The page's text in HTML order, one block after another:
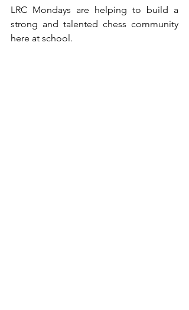
LRC Mondays are helping to build a
strong and talented chess community
here at school.